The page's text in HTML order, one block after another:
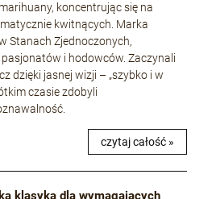
koncentrując się na
kwitnących. Marka
Stanach Zjednoczonych,
i hodowców. Zaczynali
dzięki jasnej wizji – „szybko i w
czasie zdobyli
czytaj całość »
klasyka dla wymagających